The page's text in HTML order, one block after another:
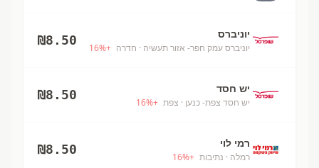
יוניברס
יוניברס עמק חפר- אזור תעשיה · חדרה +
16%
₪8.50
יש חסד
יש חסד צפת- כנען · צפת +
16%
₪8.50
רמי לוי
רמלה · נתיבות +
16%
₪8.50